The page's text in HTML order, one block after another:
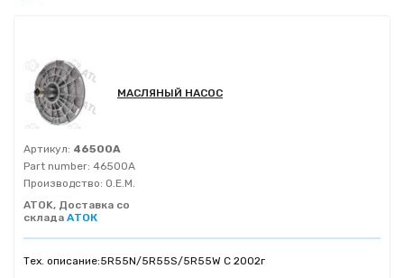
МАСЛЯНЫЙ НАСОС
Артикул: 46500A
Part number: 46500A
Производство: O.E.M.
ATOK, Доставка со
склада АТОК
Тех. описание:5R55N/5R55S/5R55W C 2002г